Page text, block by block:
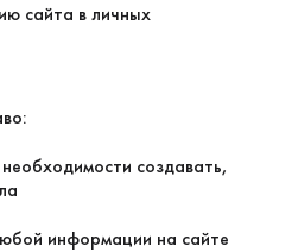
сайта в личных
создавать,
информации на сайте